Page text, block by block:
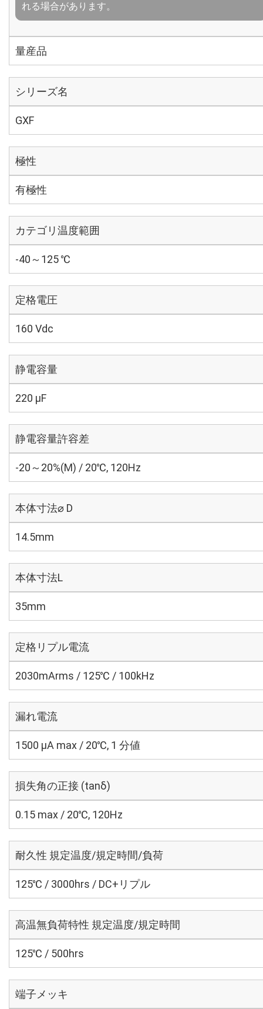
れる場合があります。
量産品
シリーズ名
GXF
極性
有極性
カテゴリ温度範囲
-40～125 ℃
定格電圧
160 Vdc
静電容量
220 µF
静電容量許容差
-20～20%(M) / 20℃, 120Hz
本体寸法⌀ D
14.5mm
本体寸法L
35mm
定格リプル電流
2030mArms / 125℃ / 100kHz
漏れ電流
1500 μA max / 20℃, 1 分値
損失角の正接 (tanδ)
0.15 max / 20℃, 120Hz
耐久性 規定温度/規定時間/負荷
125℃ / 3000hrs / DC+リプル
高温無負荷特性 規定温度/規定時間
125℃ / 500hrs
端子メッキ